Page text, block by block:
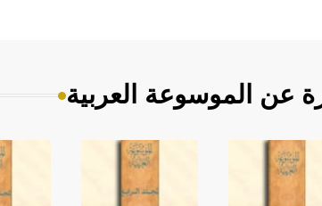
عن الموسوعة العربية